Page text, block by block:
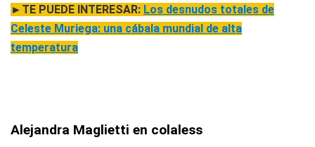
►TE PUEDE INTERESAR: Los desnudos totales de
Celeste Muriega: una cábala mundial de alta
temperatura
Alejandra Maglietti en colaless